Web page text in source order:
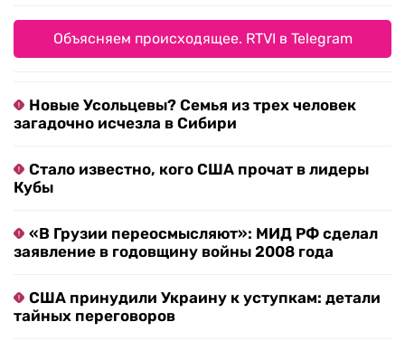
Объясняем происходящее. RTVI в Telegram
Новые Усольцевы? Семья из трех человек
загадочно исчезла в Сибири
Стало известно, кого США прочат в лидеры
Кубы
«В Грузии переосмысляют»: МИД РФ сделал
заявление в годовщину войны 2008 года
США принудили Украину к уступкам: детали
тайных переговоров